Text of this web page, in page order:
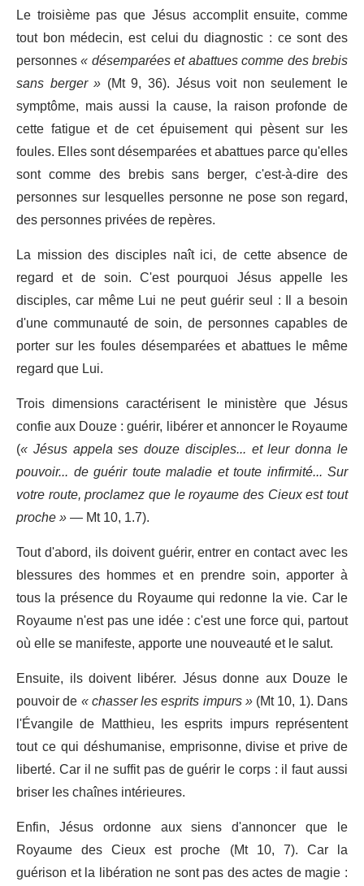
Le troisième pas que Jésus accomplit ensuite, comme
tout bon médecin, est celui du diagnostic : ce sont des
personnes« désemparées et abattues comme des brebis
sans berger » (Mt 9, 36). Jésus voit non seulement le
symptôme, mais aussi la cause, la raison profonde de
cette fatigue et de cet épuisement qui pèsent sur les
foules. Elles sont désemparées et abattues parce qu'elles
sont comme des brebis sans berger, c'est-à-dire des
personnes sur lesquelles personne ne pose son regard,
des personnes privées de repères.
La mission des disciples naît ici, de cette absence de
regard et de soin. C'est pourquoi Jésus appelle les
disciples, car même Lui ne peut guérir seul : Il a besoin
d'une communauté de soin, de personnes capables de
porter sur les foules désemparées et abattues le même
regard que Lui.
Trois dimensions caractérisent le ministère que Jésus
confie aux Douze : guérir, libérer et annoncer le Royaume
(« Jésus appela ses douze disciples... et leur donna le
pouvoir... de guérir toute maladie et toute infirmité... Sur
votre route, proclamez que le royaume des Cieux est tout
proche »— Mt 10, 1.7).
Tout d'abord, ils doivent guérir, entrer en contact avec les
blessures des hommes et en prendre soin, apporter à
tous la présence du Royaume qui redonne la vie. Car le
Royaume n'est pas une idée : c'est une force qui, partout
où elle se manifeste, apporte une nouveauté et le salut.
Ensuite, ils doivent libérer. Jésus donne aux Douze le
pouvoir de« chasser les esprits impurs »(Mt 10, 1). Dans
l'Évangile de Matthieu, les esprits impurs représentent
tout ce qui déshumanise, emprisonne, divise et prive de
liberté. Car il ne suffit pas de guérir le corps : il faut aussi
briser les chaînes intérieures.
Enfin, Jésus ordonne aux siens d'annoncer que le
Royaume des Cieux est proche (Mt 10, 7). Car la
guérison et la libération ne sont pas des actes de magie :